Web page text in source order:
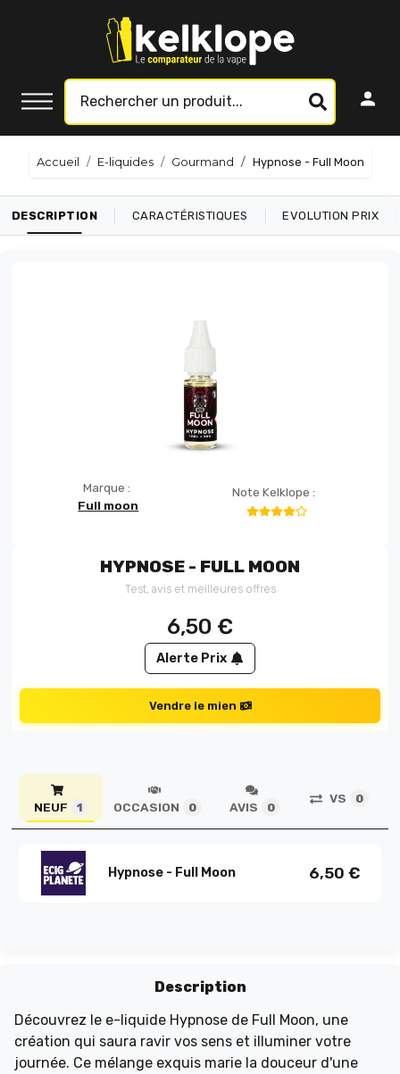
Accueil E-liquides Gourmand Hypnose - Full Moon
DESCRIPTION CARACTÉRISTIQUES EVOLUTION PRIX
Marque :
Full moon
Note Kelklope :
HYPNOSE - FULL MOON
Test, avis et meilleures offres
6,50 €
Alerte Prix
Vendre le mien
NEUF 1 OCCASION 0 AVIS 0
VS 0
Hypnose - Full Moon 6,50 €
Description
Découvrez le e-liquide Hypnose de Full Moon, une
création qui saura ravir vos sens et illuminer votre
journée. Ce mélange exquis marie la douceur d'une